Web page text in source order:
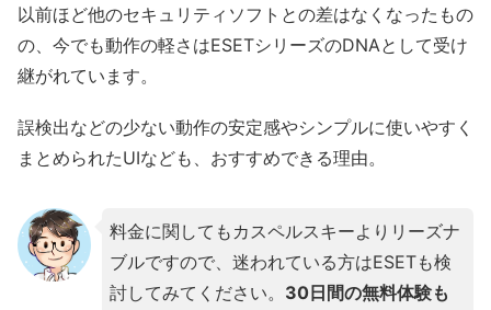
以前ほど他のセキュリティソフトとの差はなくなったもの
の、今でも動作の軽さはESETシリーズのDNAとして受け
継がれています。
誤検出などの少ない動作の安定感やシンプルに使いやすく
まとめられたUIなども、おすすめできる理由。
料金に関してもカスペルスキーよりリーズナ
ブルですので、迷われている方はESETも検
討してみてください。 30日間の無料体験も